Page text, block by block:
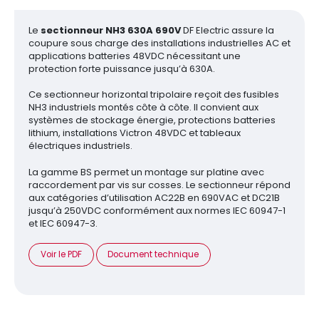
Le sectionneur NH3 630A 690VDF Electric assure la
coupure sous charge des installations industrielles AC et
applications batteries 48VDC nécessitant une
protection forte puissance jusqu’à 630A.
Ce sectionneur horizontal tripolaire reçoit des fusibles
NH3 industriels montés côte à côte. Il convient aux
systèmes de stockage énergie, protections batteries
lithium, installations Victron 48VDC et tableaux
électriques industriels.
La gamme BS permet un montage sur platine avec
raccordement par vis sur cosses. Le sectionneur répond
aux catégories d’utilisation AC22B en 690VAC et DC21B
jusqu’à 250VDC conformément aux normes IEC 60947-1
et IEC 60947-3.
Voir le PDF Document technique